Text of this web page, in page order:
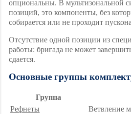
опциональны. В мультизональной
позиций, это компоненты, без
собирается или не проходит
Отсутствие одной позиции из
работы: бригада не может
сдается.
Основные группы
Группа
Рефнеты
Ветвление